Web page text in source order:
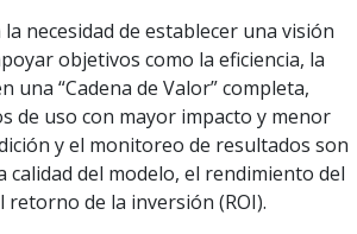
necesidad de establecer una visión
objetivos como la eficiencia, la
una “Cadena de Valor” completa,
de uso con mayor impacto y menor
y el monitoreo de resultados son
del modelo, el rendimiento del
de la inversión (ROI).